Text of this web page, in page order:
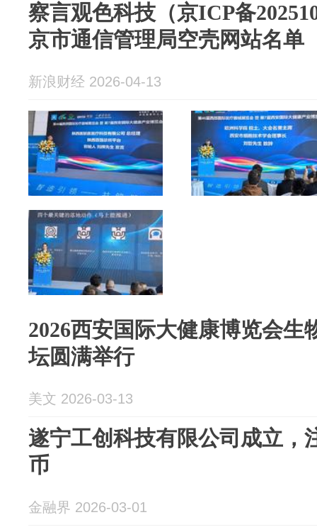
察言观色科技（京ICP备
京市通信管理局空壳网站名单
新浪财经 2026-04-13
2026西安国际大健康博览会生
坛圆满举行
美文 2026-03-13
遂宁工创科技有限公司成立，
币
金融界 2026-03-01